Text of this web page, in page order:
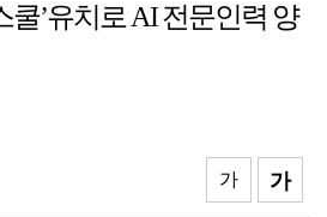
반도체 산단 속도…광주 민간공항 무안이전도 빨라질 듯
한 확대해야 불균형 해소"
재수색 10일 재개
남 민심잡기 '사활'
쿨’유치로 AI 전문인력 양
가
가